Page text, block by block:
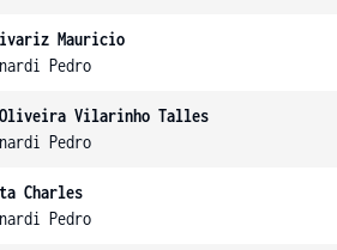
Mauricio
Pedro
Vilarinho Talles
Pedro
Charles
Pedro